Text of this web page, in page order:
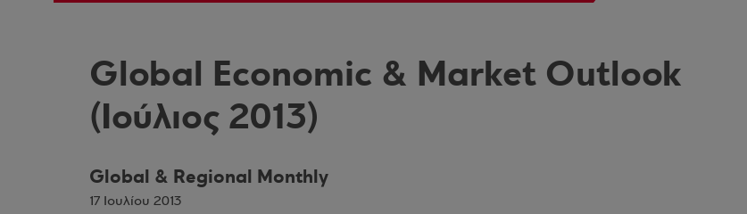
Global Economic & Market Outlook
(Ιούλιος 2013)
Global & Regional Monthly
17 Ιουλίου 2013